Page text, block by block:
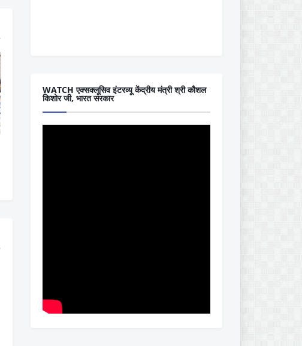
WATCH एक्सक्लूसिव इंटरव्यू केंद्रीय मंत्री श्री कौशल
किशोर जी, भारत सरकार